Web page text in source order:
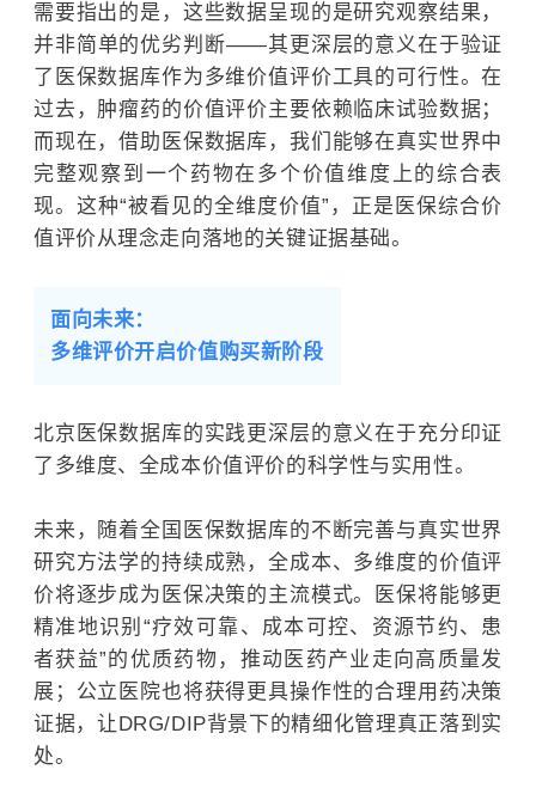
需要指出的是，这些数据呈现的是研究观察结果，
并非简单的优劣判断——其更深层的意义在于验证
了医保数据库作为多维价值评价工具的可行性。在
过去，肿瘤药的价值评价主要依赖临床试验数据；
而现在，借助医保数据库，我们能够在真实世界中
完整观察到一个药物在多个价值维度上的综合表
现。这种“被看见的全维度价值”，正是医保综合价
值评价从理念走向落地的关键证据基础。
面向未来：
多维评价开启价值购买新阶段
北京医保数据库的实践更深层的意义在于充分印证
了多维度、全成本价值评价的科学性与实用性。
未来，随着全国医保数据库的不断完善与真实世界
研究方法学的持续成熟，全成本、多维度的价值评
价将逐步成为医保决策的主流模式。医保将能够更
精准地识别“疗效可靠、成本可控、资源节约、患
者获益”的优质药物，推动医药产业走向高质量发
展；公立医院也将获得更具操作性的合理用药决策
证据，让DRG/DIP背景下的精细化管理真正落到实
处。